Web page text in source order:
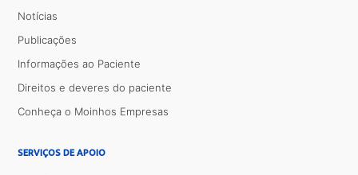
Notícias
Publicações
Informações ao Paciente
Direitos e deveres do paciente
Conheça o Moinhos Empresas
SERVIÇOS DE APOIO